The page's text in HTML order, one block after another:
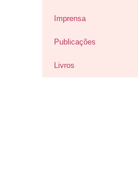
Imprensa
Publicações
Livros